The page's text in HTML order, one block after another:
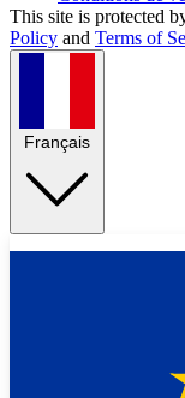
This site is protected
Policy and Terms of
Français